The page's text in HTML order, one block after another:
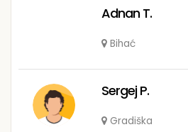
Adnan T.
Bihać
Sergej P.
Gradiška